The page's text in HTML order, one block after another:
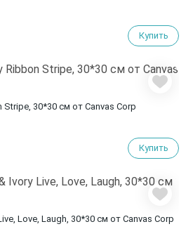
Купить
Stripe, 30*30 см от Canvas Corp
Купить
Love, Laugh, 30*30 см от Canvas Corp